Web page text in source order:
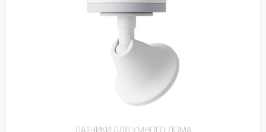
ДАТЧИКИ ДЛЯ УМНОГО ДОМА